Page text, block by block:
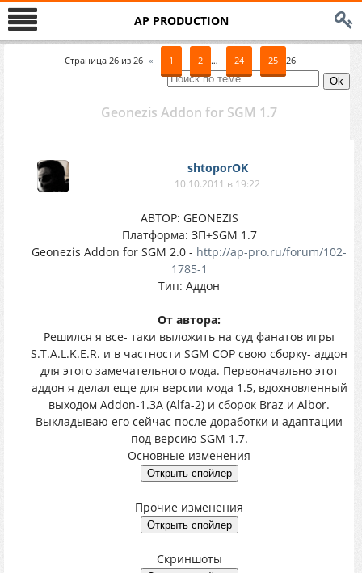
AP PRODUCTION
Страница 26из 26 « 1 2 … 24 25 26
Geonezis Addon for SGM 1.7
shtoporOK
10.10.2011 в 19:22
АВТОР: GEONEZIS
Платформа: ЗП+SGM 1.7
Geonezis Addon for SGM 2.0 - http://ap-pro.ru/forum/102-
1785-1
Тип: Аддон
От автора:
Решился я все- таки выложить на суд фанатов игры
S.T.A.L.K.E.R. и в частности SGM COP свою сборку- аддон
для этого замечательного мода. Первоначально этот
аддон я делал еще для версии мода 1.5, вдохновленный
выходом Addon-1.3A (Alfa-2) и сборок Braz и Albor.
Выкладываю его сейчас после доработки и адаптации
под версию SGM 1.7.
Основные изменения
Прочие изменения
Скриншоты